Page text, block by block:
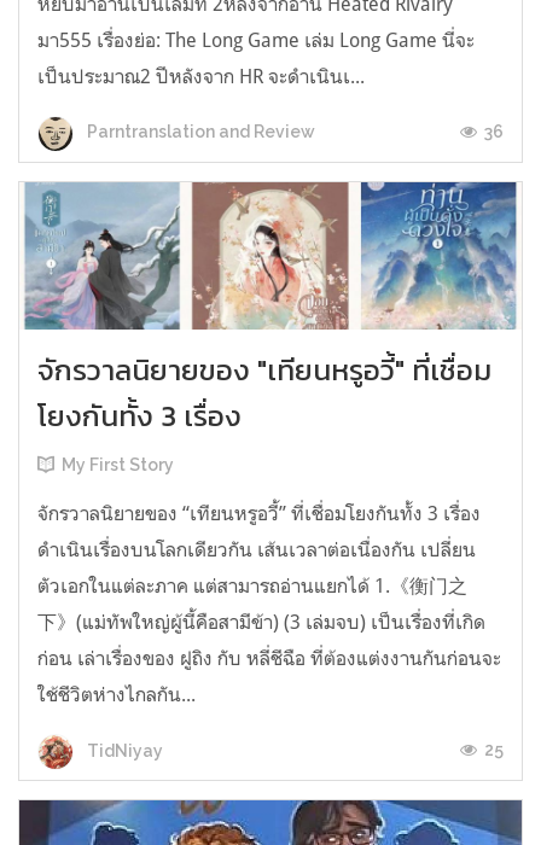
มา555 เรื่องย่อ: The Long Game เล่ม Long Game นี่จะ
เป็นประมาณ2 ปีหลังจาก HR จะดำเนินเ...
Parntranslation and Review 36
จักรวาลนิยายของ "เทียนหรูอวี้" ที่เชื่อม
โยงกันทั้ง 3 เรื่อง
My First Story
จักรวาลนิยายของ “เทียนหรูอวี้” ที่เชื่อมโยงกันทั้ง 3 เรื่อง
ดำเนินเรื่องบนโลกเดียวกัน เส้นเวลาต่อเนื่องกัน เปลี่ยน
ตัวเอกในแต่ละภาค แต่สามารถอ่านแยกได้ 1.《衡门之
下》(แม่ทัพใหญ่ผู้นี้คือสามีข้า) (3 เล่มจบ) เป็นเรื่องที่เกิด
ก่อน เล่าเรื่องของ ฝูถิง กับ หลี่ชีฉือ ที่ต้องแต่งงานกันก่อนจะ
ใช้ชีวิตห่างไกลกัน...
TidNiyay 25